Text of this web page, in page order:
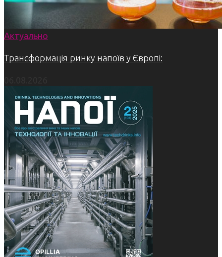
Актуально
Трансформація ринку напоїв у Європі: